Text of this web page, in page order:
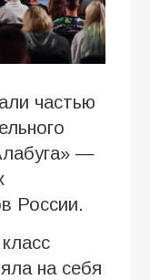
частью
—
России.
на себя